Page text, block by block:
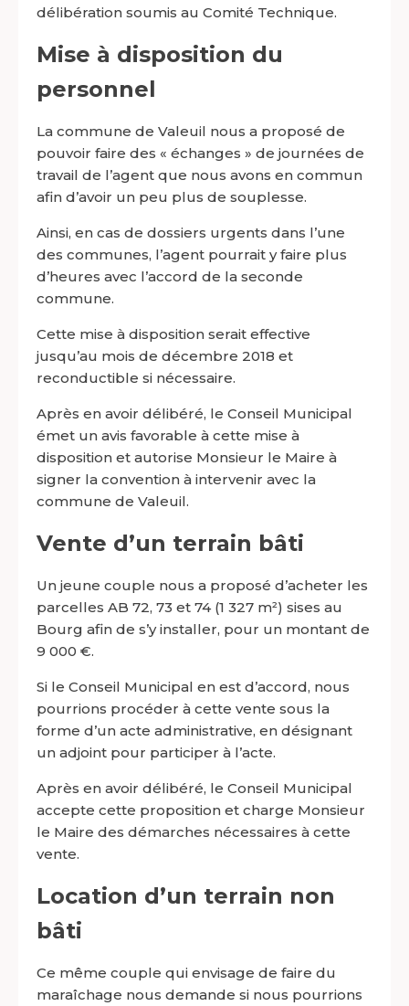
délibération soumis au Comité Technique.
Mise à disposition du
personnel
La commune de Valeuil nous a proposé de
pouvoir faire des « échanges » de journées de
travail de l’agent que nous avons en commun
afin d’avoir un peu plus de souplesse.
Ainsi, en cas de dossiers urgents dans l’une
des communes, l’agent pourrait y faire plus
d’heures avec l’accord de la seconde
commune.
Cette mise à disposition serait effective
jusqu’au mois de décembre 2018 et
reconductible si nécessaire.
Après en avoir délibéré, le Conseil Municipal
émet un avis favorable à cette mise à
disposition et autorise Monsieur le Maire à
signer la convention à intervenir avec la
commune de Valeuil.
Vente d’un terrain bâti
Un jeune couple nous a proposé d’acheter les
parcelles AB 72, 73 et 74 (1 327 m²) sises au
Bourg afin de s’y installer, pour un montant de
9 000 €.
Si le Conseil Municipal en est d’accord, nous
pourrions procéder à cette vente sous la
forme d’un acte administrative, en désignant
un adjoint pour participer à l’acte.
Après en avoir délibéré, le Conseil Municipal
accepte cette proposition et charge Monsieur
le Maire des démarches nécessaires à cette
vente.
Location d’un terrain non
bâti
Ce même couple qui envisage de faire du
maraîchage nous demande si nous pourrions